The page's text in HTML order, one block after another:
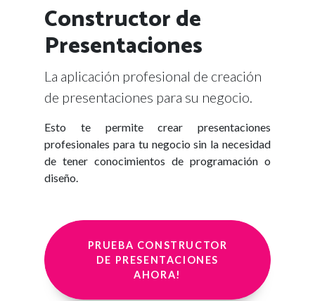
Constructor de
Presentaciones
La aplicación profesional de creación
de presentaciones para su negocio.
Esto te permite crear presentaciones
profesionales para tu negocio sin la necesidad
de tener conocimientos de programación o
diseño.
PRUEBA CONSTRUCTOR
DE PRESENTACIONES
AHORA!